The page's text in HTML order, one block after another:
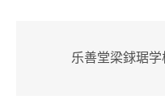
乐善堂梁銶琚